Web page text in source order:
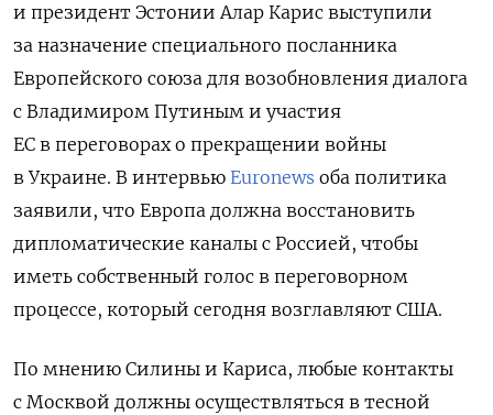
и президент Эстонии Алар Карис выступили
за назначение специального посланника
Европейского союза для возобновления диалога
с Владимиром Путиным и участия
ЕС в переговорах о прекращении войны
в Украине. В интервью Euronews оба политика
заявили, что Европа должна восстановить
дипломатические каналы с Россией, чтобы
иметь собственный голос в переговорном
процессе, который сегодня возглавляют США.
По мнению Силины и Кариса, любые контакты
с Москвой должны осуществляться в тесной